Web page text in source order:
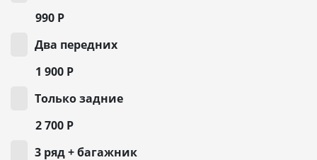
990 Р
Два передних
1 900 Р
Только задние
2 700 Р
3 ряд + багажник